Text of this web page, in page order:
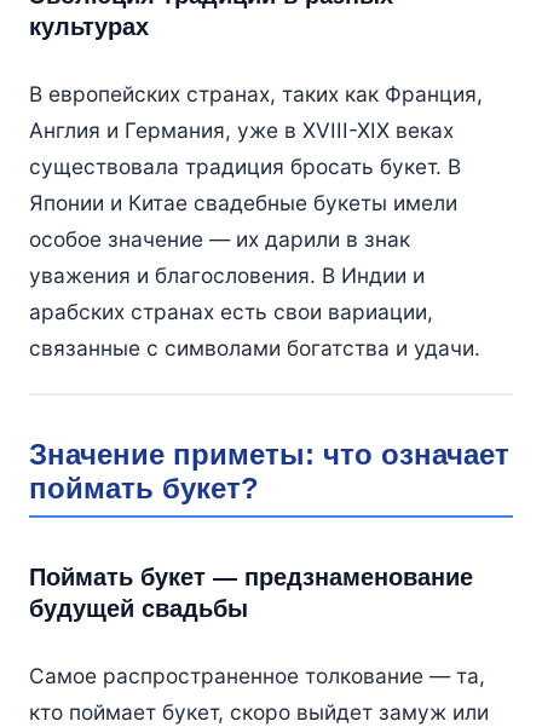
культурах
В европейских странах, таких как Франция,
Англия и Германия, уже в XVIII-XIX веках
существовала традиция бросать букет. В
Японии и Китае свадебные букеты имели
особое значение — их дарили в знак
уважения и благословения. В Индии и
арабских странах есть свои вариации,
связанные с символами богатства и удачи.
Значение приметы: что означает
поймать букет?
Поймать букет — предзнаменование
будущей свадьбы
Самое распространенное толкование — та,
кто поймает букет, скоро выйдет замуж или